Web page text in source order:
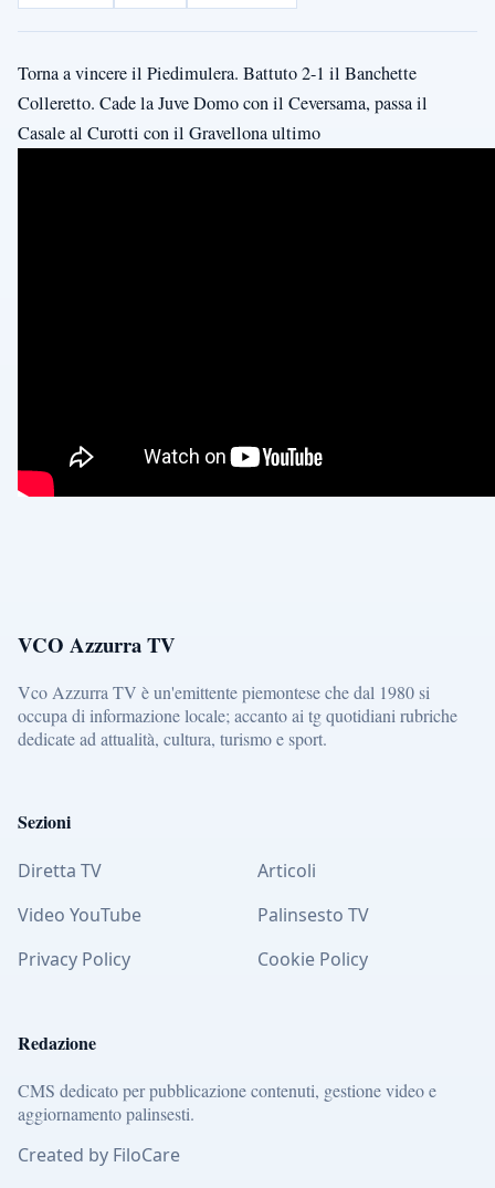
Torna a vincere il Piedimulera. Battuto 2-1 il Banchette
Colleretto. Cade la Juve Domo con il Ceversama, passa il
Casale al Curotti con il Gravellona ultimo
VCO Azzurra TV
Vco Azzurra TV è un'emittente piemontese che dal 1980 si
occupa di informazione locale; accanto ai tg quotidiani rubriche
dedicate ad attualità, cultura, turismo e sport.
Sezioni
Diretta TV
Articoli
Video YouTube
Palinsesto TV
Privacy Policy
Cookie Policy
Redazione
CMS dedicato per pubblicazione contenuti, gestione video e
aggiornamento palinsesti.
Created by FiloCare